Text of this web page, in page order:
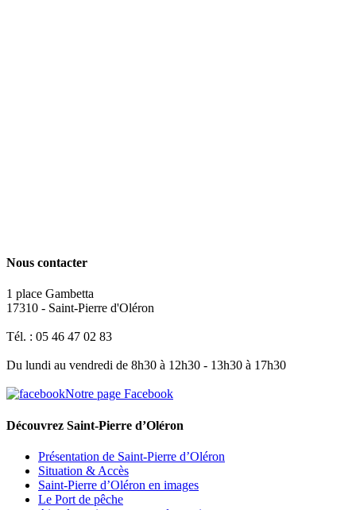
Nous contacter
1 place Gambetta
17310 - Saint-Pierre d'Oléron
Tél. : 05 46 47 02 83
Du lundi au vendredi de 8h30 à 12h30 - 13h30 à 17h30
Notre page Facebook
Découvrez Saint-Pierre d’Oléron
Présentation de Saint-Pierre d’Oléron
Situation & Accès
Saint-Pierre d’Oléron en images
Le Port de pêche